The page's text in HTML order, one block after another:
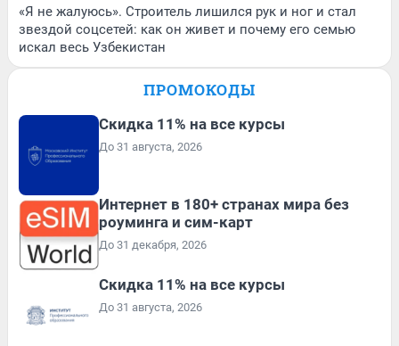
«Я не жалуюсь». Строитель лишился рук и ног и стал
звездой соцсетей: как он живет и почему его семью
искал весь Узбекистан
ПРОМОКОДЫ
Скидка 11% на все курсы
До 31 августа, 2026
Интернет в 180+ странах мира без
роуминга и сим-карт
До 31 декабря, 2026
Скидка 11% на все курсы
До 31 августа, 2026